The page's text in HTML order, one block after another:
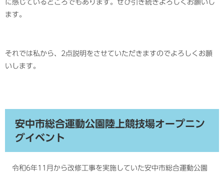
に感じているところでもあります。ぜひ引き続きよろしくお願いし
ます。
それでは私から、2点説明をさせていただきますのでよろしくお願
いします。
安中市総合運動公園陸上競技場オープニン
グイベント
令和6年11月から改修工事を実施していた安中市総合運動公園